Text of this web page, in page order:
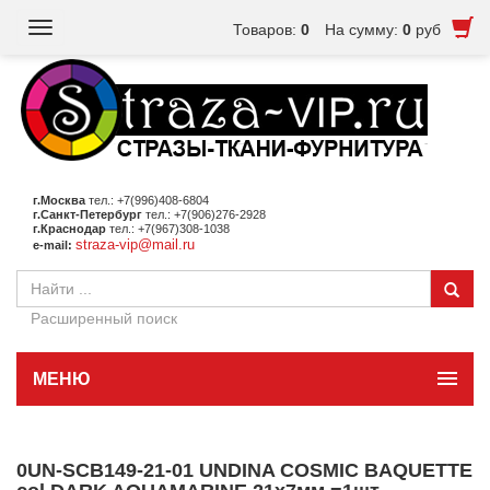
Товаров: 0 На сумму: 0 руб
Toggle
г.Москва тел.: +7(996)408-6804
г.Санкт-Петербург тел.: +7(906)276-2928
г.Краснодар тел.: +7(967)308-1038
e-mail: straza-vip@mail.ru
Расширенный поиск
МЕНЮ
0UN-SCB149-21-01 UNDINA COSMIC BAQUETTE